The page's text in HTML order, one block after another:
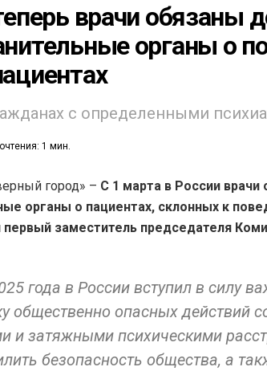
врачи обязаны
органы о
с определенными
1 мин.
город» – С 1 марта в России
органы о пациентах, склонных к
заместитель председателя
года в России вступил в силу
общественно опасных действий
и затяжными психическими
безопасность общества, а